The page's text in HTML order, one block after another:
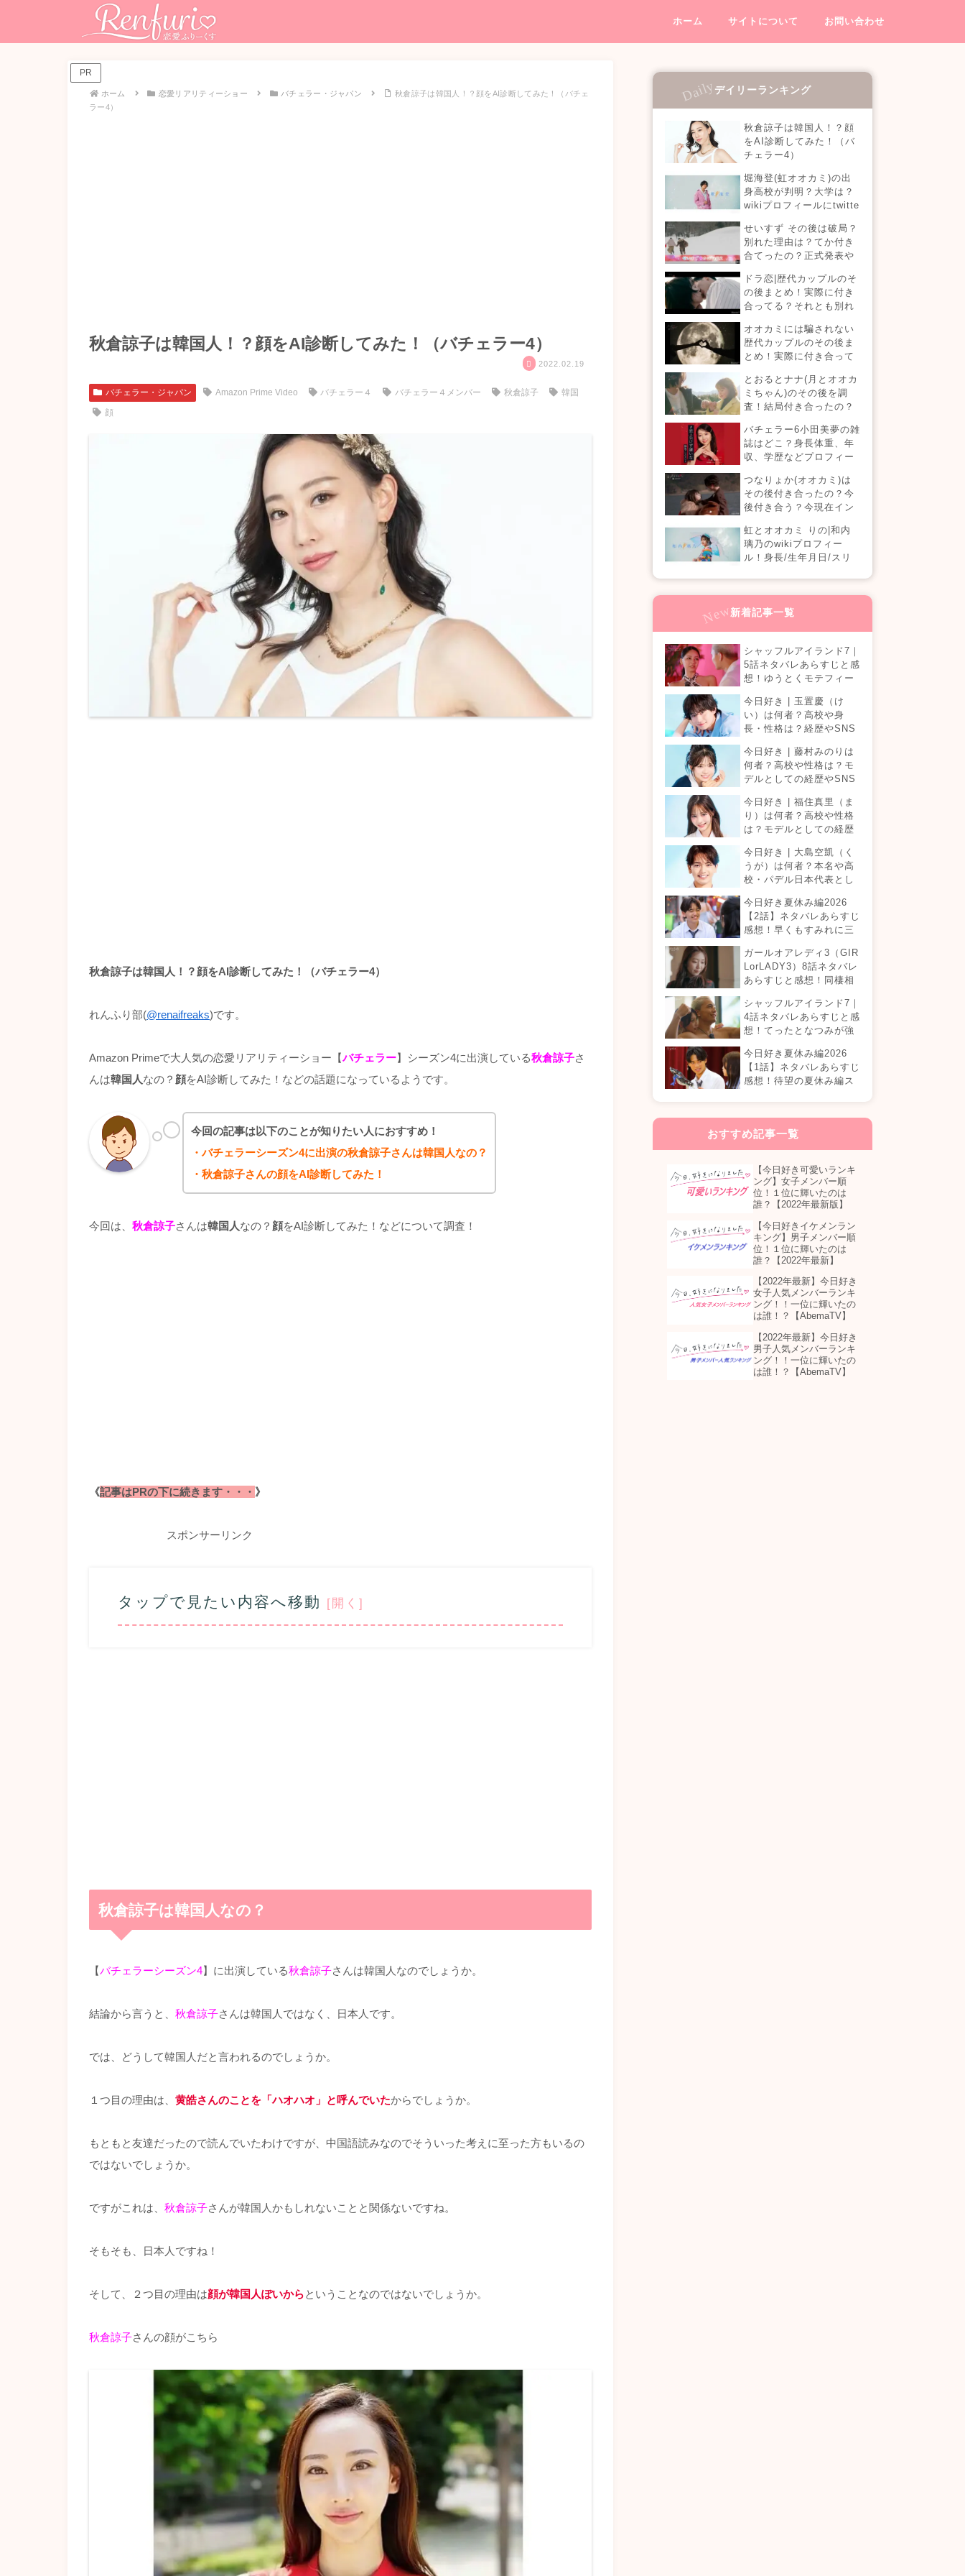
ホーム サイトについて お問い合わせ
PR
ホーム 恋愛リアリティーショー バチェラー・ジャパン
秋倉諒子は韓国人！？顔をAI診断してみた！（バチェ
ラー4）
秋倉諒子は韓国人！？顔をAI診断してみた！（バチェラー4）
2022.02.19
バチェラー・ジャパン Amazon Prime Video バチェラー４ バチェラー４メンバー 秋倉諒子
韓国
顔
秋倉諒子は韓国人！？顔をAI診断してみた！（バチェラー4）
れんふり部(@renaifreaks)です。
Amazon Primeで大人気の恋愛リアリティーショー【バチェラー】シーズン4に出演している秋倉諒子さ
んは韓国人なの？ 顔をAI診断してみた！などの話題になっているようです。
今回の記事は以下のことが知りたい人におすすめ！
・バチェラーシーズン4に出演の秋倉諒子さんは韓国人なの？
・秋倉諒子さんの顔をAI診断してみた！
今回は、 秋倉諒子さんは韓国人なの？ 顔をAI診断してみた！などについて調査！
《記事はPRの下に続きます・・・ 》
スポンサーリンク
タップで見たい内容へ移動
秋倉諒子は韓国人なの？
【バチェラーシーズン4】に出演している秋倉諒子さんは韓国人なのでしょうか。
結論から言うと、 秋倉諒子さんは韓国人ではなく、日本人です。
では、どうして韓国人だと言われるのでしょうか。
１つ目の理由は、 黄皓さんのことを「ハオハオ」と呼んでいたからでしょうか。
もともと友達だったので読んでいたわけですが、中国語読みなのでそういった考えに至った方もいるの
ではないでしょうか。
ですがこれは、 秋倉諒子さんが韓国人かもしれないことと関係ないですね。
そもそも、日本人ですね！
そして、２つ目の理由は顔が韓国人ぽいからということなのではないでしょうか。
秋倉諒子さんの顔がこちら
デイリーランキング
秋倉諒子は韓国人！？顔
をAI診断してみた！（バ
チェラー4）
堀海登(虹オオカミ)の出
身高校が判明？大学は？
wikiプロフィールにtwitte
オカミには騙されない】
せいすず その後は破局？
別れた理由は？てか付き
合てったの？正式発表や
ドラ恋|歴代カップルのそ
の後まとめ！実際に付き
合ってる？それとも別れ
【恋愛ドラマな恋がした
い】
オオカミには騙されない
歴代カップルのその後ま
とめ！実際に付き合って
現在の活動は？
とおるとナナ(月とオオカ
ミちゃん)のその後を調
査！結局付き合ったの？
バチェラー6小田美夢の雑
誌はどこ？身長体重、年
収、学歴などプロフィー
つなりょか(オオカミ)は
その後付き合ったの？今
後付き合う？今現在イン
虹とオオカミ りの|和内
璃乃のwikiプロフィー
ル！身長/生年月日/スリ
新着記事一覧
シャッフルアイランド7｜
5話ネタバレあらすじと感
想！ゆうとくモテフィー
ったが暴走！？
今日好き | 玉置慶（け
い）は何者？高校や身
長・性格は？経歴やSNS
今日好き | 藤村みのりは
何者？高校や性格は？モ
デルとしての経歴やSNS
今日好き | 福住真里（ま
り）は何者？高校や性格
は？モデルとしての経歴
め！
今日好き | 大島空凱（く
うが）は何者？本名や高
校・パデル日本代表とし
ールまとめ！
今日好き夏休み編2026
【2話】ネタバレあらすじ
感想！早くもすみれに三
ルは生まれる？
ガールオアレディ3（GIR
LorLADY3）8話ネタバレ
あらすじと感想！同棲相
気持ちの変化は…？
シャッフルアイランド7｜
4話ネタバレあらすじと感
想！てったとなつみが強
カップル誕生！？
今日好き夏休み編2026
【1話】ネタバレあらすじ
感想！待望の夏休み編ス
おすすめ記事一覧
【今日好き可愛いランキ
ング】女子メンバー順
位！１位に輝いたのは
誰？【2022年最新版】
【今日好きイケメンラン
キング】男子メンバー順
位！１位に輝いたのは
誰？【2022年最新】
【2022年最新】今日好き
女子人気メンバーランキ
ング！！一位に輝いたの
は誰！？【AbemaTV】
【2022年最新】今日好き
男子人気メンバーランキ
ング！！一位に輝いたの
は誰！？【AbemaTV】